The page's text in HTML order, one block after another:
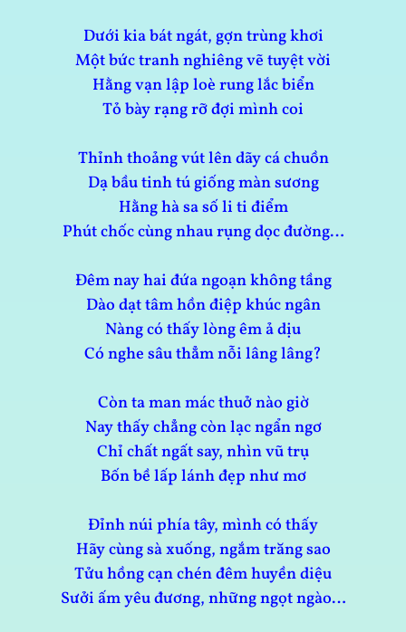
Dưới kia bát ngát, gợn trùng khơi
Một bức tranh nghiêng vẽ tuyệt vời
Hằng vạn lập loè rung lắc biển
Tỏ bày rạng rỡ đợi mình coi
Thỉnh thoảng vút lên dãy cá chuồn
Dạ bầu tinh tú giống màn sương
Hằng hà sa số li ti điểm
Phút chốc cùng nhau rụng dọc đường…
Đêm nay hai đứa ngoạn không tầng
Dào dạt tâm hồn điệp khúc ngân
Nàng có thấy lòng êm ả dịu
Có nghe sâu thẳm nỗi lâng lâng?
Còn ta man mác thuở nào giờ
Nay thấy chẳng còn lạc ngẩn ngơ
Chỉ chất ngất say, nhìn vũ trụ
Bốn bề lấp lánh đẹp như mơ
Đỉnh núi phía tây, mình có thấy
Hãy cùng sà xuống, ngắm trăng sao
Tửu hồng cạn chén đêm huyền diệu
Sưởi ấm yêu đương, những ngọt ngào…